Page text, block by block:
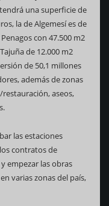
una superficie de
la de Algemesí es de
con 47.500 m2
de 12.000 m2
de 50,1 millones
además de zonas
aseos,
las estaciones
contratos de
empezar las obras
varias zonas del país,